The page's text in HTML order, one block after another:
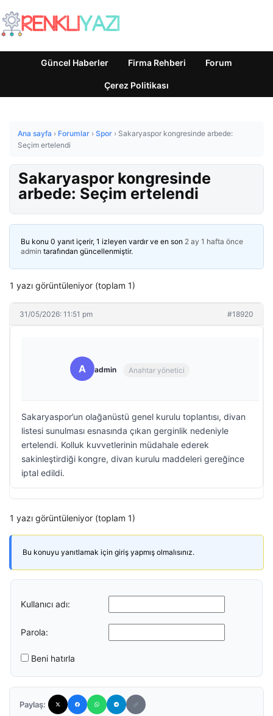
Güncel Haberler Firma Rehberi Forum
Çerez Politikası
Ana sayfa › Forumlar › Spor › Sakaryaspor kongresinde arbede:
Seçim ertelendi
Sakaryaspor kongresinde
arbede: Seçim ertelendi
Bu konu 0 yanıt içerir, 1 izleyen vardır ve en son 2 ay 1 hafta önce
admin tarafından güncellenmiştir.
1 yazı görüntüleniyor (toplam 1)
31/05/2026: 11:51 pm #18920
A admin Anahtar yönetici
Sakaryaspor’un olağanüstü genel kurulu toplantısı, divan
listesi sunulması esnasında çıkan gerginlik nedeniyle
ertelendi. Kolluk kuvvetlerinin müdahale ederek
sakinleştirdiği kongre, divan kurulu maddeleri gereğince
iptal edildi.
1 yazı görüntüleniyor (toplam 1)
Bu konuyu yanıtlamak için giriş yapmış olmalısınız.
Kullanıcı adı:
Parola:
Beni hatırla
Paylaş: